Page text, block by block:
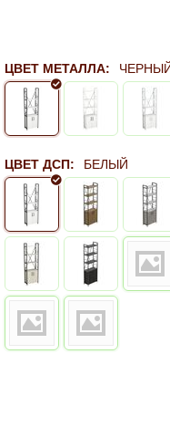
ЦВЕТ МЕТАЛЛА:
ЦВЕТ ДСП: БЕЛЫЙ